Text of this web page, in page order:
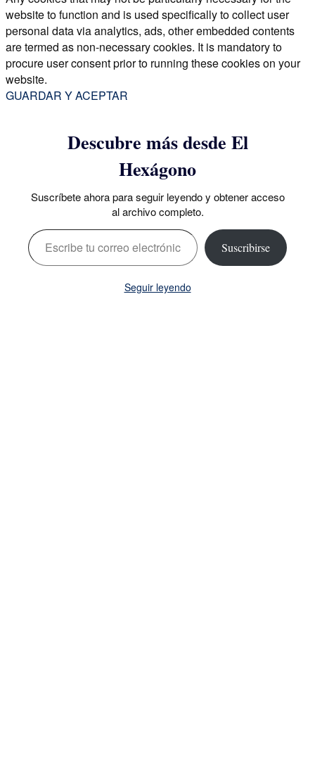
website to function and is used specifically to collect user
personal data via analytics, ads, other embedded contents
are termed as non-necessary cookies. It is mandatory to
procure user consent prior to running these cookies on your
website.
GUARDAR Y ACEPTAR
Descubre más desde El
Hexágono
Suscríbete ahora para seguir leyendo y obtener acceso
al archivo completo.
Escribe tu correo electrónico…
Suscribirse
Seguir leyendo